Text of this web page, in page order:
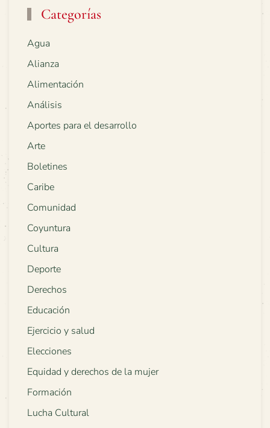
Categorías
Agua
Alianza
Alimentación
Análisis
Aportes para el desarrollo
Arte
Boletines
Caribe
Comunidad
Coyuntura
Cultura
Deporte
Derechos
Educación
Ejercicio y salud
Elecciones
Equidad y derechos de la mujer
Formación
Lucha Cultural